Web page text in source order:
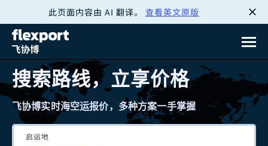
此页面内容由 AI 翻译。 查看英文原版
搜索路线，立享价格
飞协博实时海空运报价，多种方案一手掌握
启运地